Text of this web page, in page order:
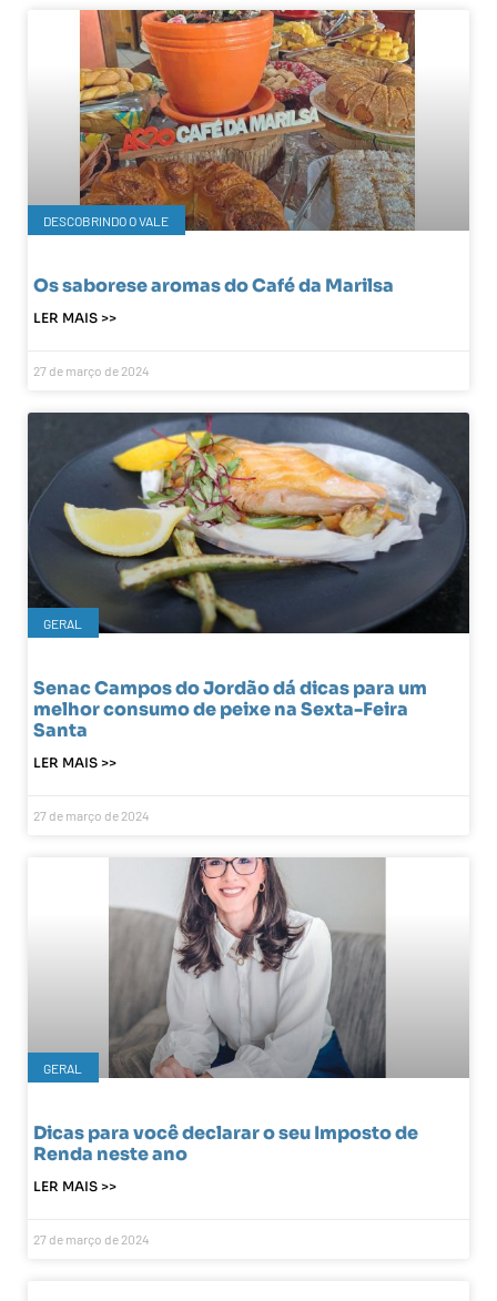
DESCOBRINDO O VALE
Os saborese aromas do Café da Marilsa
LER MAIS >>
27 de março de 2024
GERAL
Senac Campos do Jordão dá dicas para um
melhor consumo de peixe na Sexta-Feira
Santa
LER MAIS >>
27 de março de 2024
GERAL
Dicas para você declarar o seu Imposto de
Renda neste ano
LER MAIS >>
27 de março de 2024